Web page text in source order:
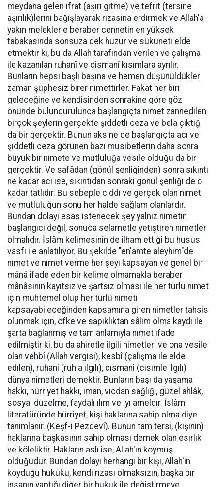
meydana gelen ifrat (aşırı gitme) ve tefrit (tersine
aşırılık)lerini bağışlayarak rızasına erdirmek ve Allah'a
yakın meleklerle beraber cennetin en yüksek
tabakasında sonsuza dek huzur ve sükuneti elde
etmektir ki, bu da Allah tarafından verilen ve çalışma
ile kazanılan ruhanî ve cismanî kısımlara ayrılır.
Bunların hepsi başlı başına ve hemen düşünüldükleri
zaman şüphesiz birer nimettirler. Fakat her biri
geleceğine ve kendisinden sonrakine göre göz
önünde bulundurulunca başlangıçta nimet zannedilen
birçok şeylerin gerçekte şiddetli ceza ve bela çıktığı
da bir gerçektir. Bunun aksine de başlangıçta acı ve
şiddetli ceza görünen bazı musibetlerin daha sonra
büyük bir nimete ve mutluluğa vesile olduğu da bir
gerçektir. Ve safâdan (gönül şenliğinden) sonra sıkıntı
ne kadar acı ise, sıkıntıdan sonraki gönül şenliği de o
kadar tatlıdır. Bu sebeple ciddi ve gerçek olan nimet
ve mutluluğun sonu her halde sağlam olanlardır.
Bundan dolayı esas istenecek şey yalnız nimetin
başlangıcı değil, sonuca selametle yetiştiren nimetler
olmalıdır. İslâm kelimesinin de ilham ettiği bu husus
vasfı ile anlatılıyor. Bu şekilde "en'amte aleyhim"de
nimet ve nimet verme her şeyi kapsayan ve genel bir
mânâ ifade eden bir kelime olmamakla beraber
mânâsının kayıtsız ve şartsız olması ile her türlü nimet
için muhtemel olup her türlü nimeti
kapsayabileceğinden kapsamına giren nimetler tahsis
olunmak için, öfke ve sapıklıktan sâlim olma kaydı ile
şarta bağlanmış ve tam anlamıyla nimet ifade
edilmiştir ki, bu da ahiretle ilgili nimetleri ve ona vesile
olan vehbî (Allah vergisi), kesbî (çalışma ile elde
edilen), ruhanî (ruhla ilgili), cismanî (cisimle ilgili)
dünya nimetleri demektir. Bunların başı da yaşama
hakkı, hürriyet hakkı, iman, vicdan sağlığı, güzel ahlâk,
sosyal düzelme, faydalı ilim ve iyi ameldir. İslâm
literatüründe hürriyet, kişi haklarına sahip olma diye
tanımlanır. (Keşf-i Pezdevî). Bunun tam tersi, (kişinin)
haklarına başkasının sahip olması demek olan esirlik
ve köleliktir. Hakların aslı ise, Allah'ın koymuş
olduğudur. Bundan dolayı herhangi bir kişi, Allah'ın
koyduğu hukuku, kendi rızası olmaksızın, başka bir
insanın yaptığı diğer bir hukuk ile değiştirmeye,